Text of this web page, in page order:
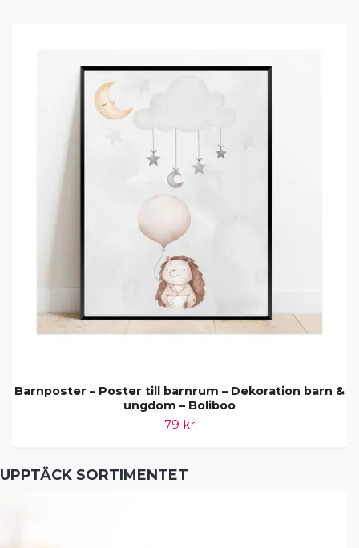
UPPTÄCK SORTIMENTET
Barnposter – Poster till barnrum – Dekoration barn &
ungdom – Boliboo
79 kr